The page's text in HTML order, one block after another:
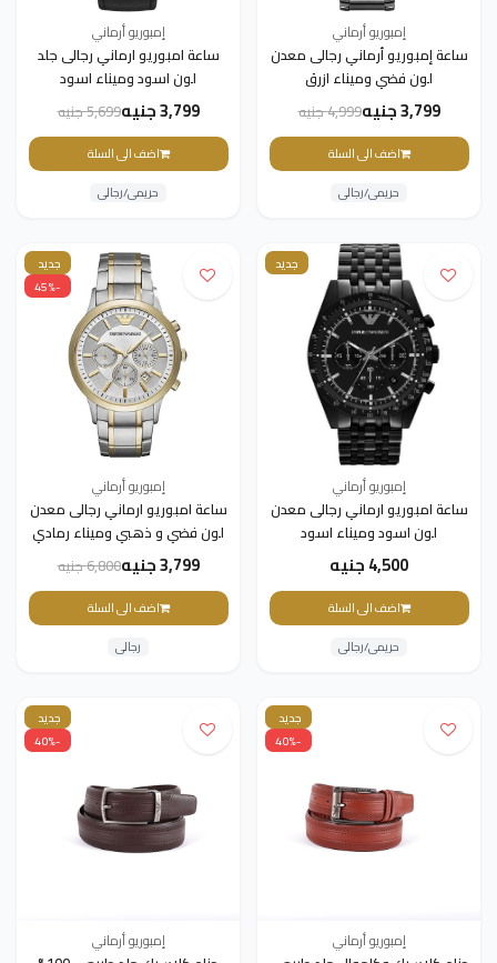
إمبوريو أرماني
ساعة إمبوريو أرماني رجالى معدن
لون فضي وميناء ازرق
3,799 جنيه 4,999 جنيه
اضف الى السلة
حريمى/رجالى
إمبوريو أرماني
ساعة امبوريو ارماني رجالى جلد
لون اسود وميناء اسود
3,799 جنيه 5,699 جنيه
اضف الى السلة
حريمى/رجالى
جديد
إمبوريو أرماني
ساعة امبوريو ارماني رجالى معدن
لون اسود وميناء اسود
4,500 جنيه
اضف الى السلة
حريمى/رجالى
جديد
-45%
إمبوريو أرماني
ساعة امبوريو ارماني رجالى معدن
لون فضي و ذهبي وميناء رمادي
3,799 جنيه 6,800 جنيه
اضف الى السلة
رجالى
جديد
-40%
إمبوريو أرماني
جديد
-40%
إمبوريو أرماني